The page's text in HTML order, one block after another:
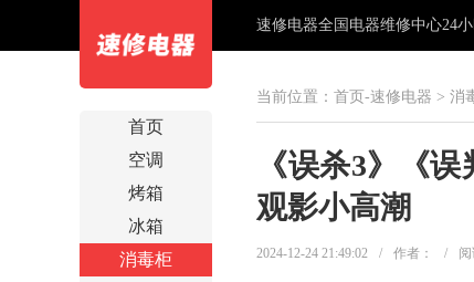
速修电器全国电器维修中心24
首页
空调
烤箱
冰箱
消毒柜
当前位置： 首页-速修电器 > 消
《误杀3》《
观影小高潮
2024-12-24 21:49:02 / 作者： / 阅